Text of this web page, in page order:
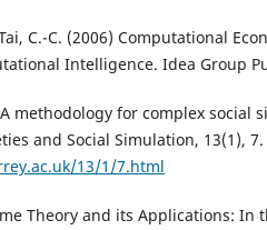
C.-C. (2006) Computational
Intelligence. Idea Group
methodology for complex social
and Social Simulation, 13(1),
13/1/7.html
Theory and its Applications: In